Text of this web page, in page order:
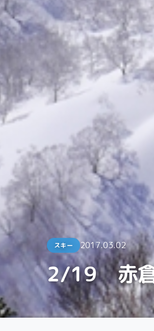
スキー 2017.03.02
2/19 赤倉